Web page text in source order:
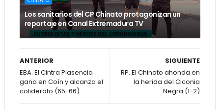
Los sanitarios del CP Chinato protagonizan un
reportaje en Canal Extremadura TV
SIGUIENTE
RP. El Chinato ahonda en
la herida del Ciconia
Negra (1-2)
ANTERIOR
EBA. El Cintra Plasencia
gana en Coín y alcanza el
coliderato (65-66)